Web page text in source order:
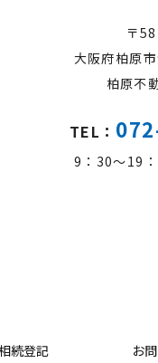
〒
大阪府柏原
柏原不
TEL：
9：30～19：
続登記 お